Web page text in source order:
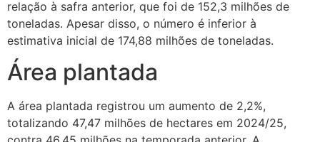
relação à safra anterior, que foi de 152,3 milhões de
toneladas. Apesar disso, o número é inferior à
estimativa inicial de 174,88 milhões de toneladas.
Área plantada
A área plantada registrou um aumento de 2,2%,
totalizando 47,47 milhões de hectares em 2024/25,